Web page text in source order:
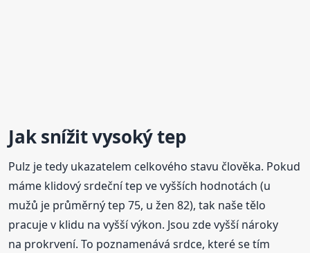
Jak snížit vysoký tep
Pulz je tedy ukazatelem celkového stavu člověka. Pokud
máme klidový srdeční tep ve vyšších hodnotách (u
mužů je průměrný tep 75, u žen 82), tak naše tělo
pracuje v klidu na vyšší výkon. Jsou zde vyšší nároky
na prokrvení. To poznamenává srdce, které se tím